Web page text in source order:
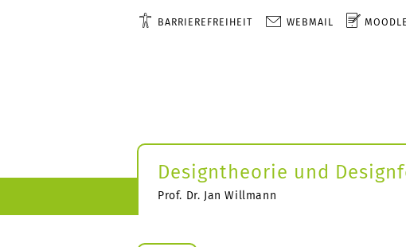
BARRIEREFREIHEIT WEBMAIL MOODLE
Designtheorie und
Prof. Dr. Jan Willmann